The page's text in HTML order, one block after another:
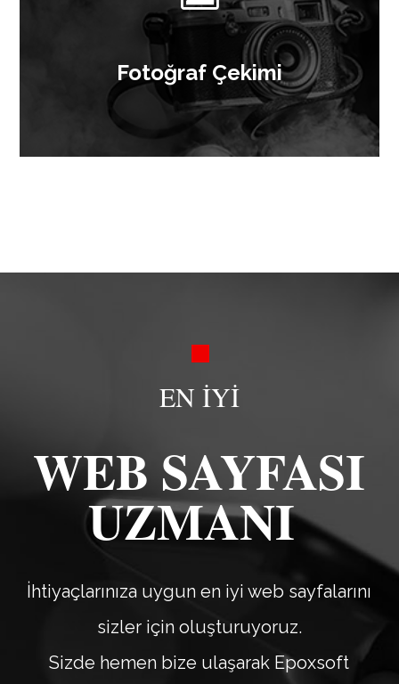
Fotoğraf Çekimi
EN İYİ
WEB SAYFASI
UZMANI
İhtiyaçlarınıza uygun en iyi web sayfalarını
sizler için oluşturuyoruz.
Sizde hemen bize ulaşarak Epoxsoft